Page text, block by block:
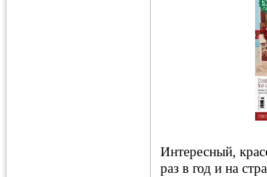
Интересный,
раз в год и на